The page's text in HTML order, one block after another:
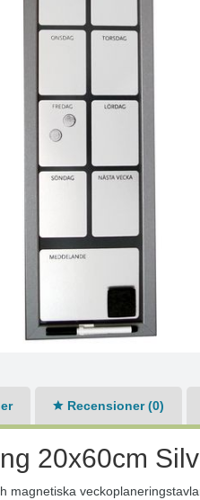
Recensioner (0)
20x60cm
magnetiska